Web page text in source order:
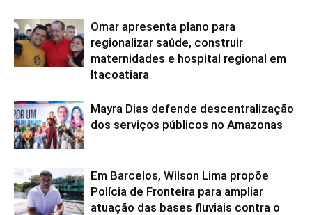
Omar apresenta plano para
regionalizar saúde, construir
maternidades e hospital regional em
Itacoatiara
Mayra Dias defende descentralização
dos serviços públicos no Amazonas
Em Barcelos, Wilson Lima propõe
Polícia de Fronteira para ampliar
atuação das bases fluviais contra o